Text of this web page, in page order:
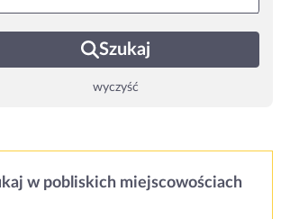
Szukaj
wyczyść
w pobliskich miejscowościach